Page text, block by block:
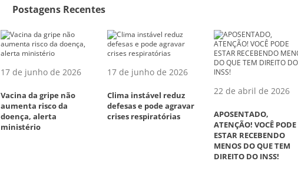
Postagens Recentes
17 de junho de 2026
Vacina da gripe não
aumenta risco da
doença, alerta
ministério
17 de junho de 2026
Clima instável reduz
defesas e pode agravar
crises respiratórias
22 de abril de 2026
APOSENTADO,
ATENÇÃO! VOCÊ PODE
ESTAR RECEBENDO
MENOS DO QUE TEM
DIREITO DO INSS!